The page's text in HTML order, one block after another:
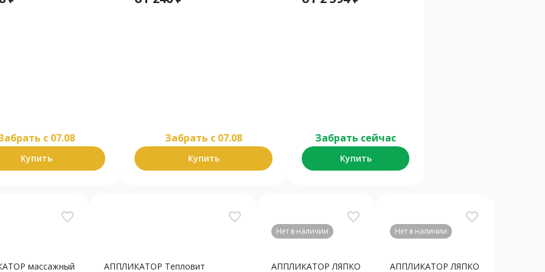
c 07.08
Купить
Забрать c 07.08
Купить
Забрать сейчас
Купить
favorite_border
массажный
favorite_border
АППЛИКАТОР Тепловит
favorite_border
Нет в наличии
АППЛИКАТОР ЛЯПКО
favorite_border
Нет в наличии
АППЛИКАТОР ЛЯПКО